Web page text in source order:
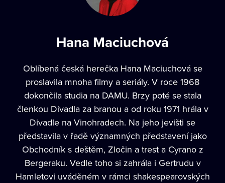
Hana Maciuchová
Oblíbená česká herečka Hana Maciuchováse
proslavila mnoha filmy a seriály. V roce 1968
dokončila studia na DAMU. Brzy poté se stala
členkou Divadla za branou a od roku 1971 hrála v
Divadle na Vinohradech. Na jeho jevišti se
představila v řadě významných představení jako
Obchodník s deštěm, Zločin a trest a Cyrano z
Bergeraku. Vedle toho si zahrála i Gertrudu v
Hamletovi uváděném v rámci shakespearovských